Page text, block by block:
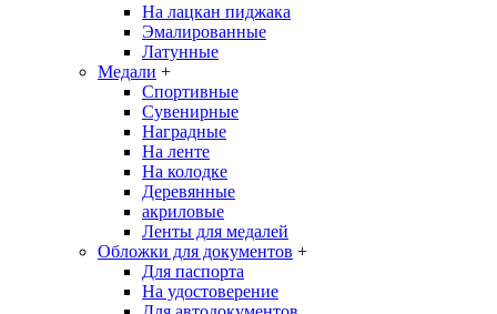
На лацкан пиджака
Эмалированные
Латунные
Медали +
Спортивные
Сувенирные
Наградные
На ленте
На колодке
Деревянные
акриловые
Ленты для медалей
Обложки для документов +
Для паспорта
На удостоверение